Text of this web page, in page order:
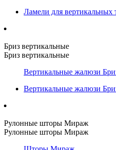
Ламели для вертикальных
Бриз вертикальные
Бриз вертикальные
Вертикальные жалюзи
Вертикальные жалюзи
Рулонные шторы Мираж
Рулонные шторы Мираж